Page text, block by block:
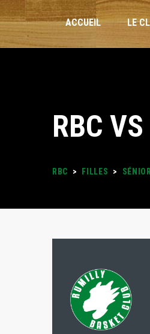
ACCUEIL LE
STAGES
PLANNING
LOISIRS
RBC
RBC > FILLES >